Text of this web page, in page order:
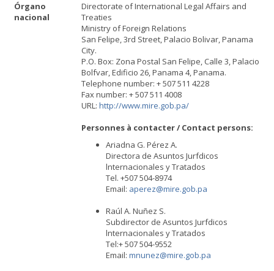
Órgano
nacional
Directorate of International Legal Affairs and
Treaties
Ministry of Foreign Relations
San Felipe, 3rd Street, Palacio Bolivar, Panama
City.
P.O. Box: Zona Postal San Felipe, Calle 3, Palacio
Bolfvar, Edificio 26, Panama 4, Panama.
Telephone number: + 507 511 4228
Fax number: + 507 511 4008
URL: http://www.mire.gob.pa/
Personnes à contacter / Contact persons:
Ariadna G. Pérez A.
Directora de Asuntos Jurfdicos
lnternacionales y Tratados
Tel. +507 504-8974
Email: aperez@mire.gob.pa
Raúl A. Nuñez S.
Subdirector de Asuntos Jurfdicos
lnternacionales y Tratados
Tel:+ 507 504-9552
Email: mnunez@mire.gob.pa